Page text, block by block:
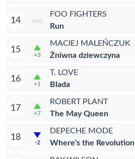
14
FOO FIGHTERS
Run
15
+3
MACIEJ MALEŃCZUK
Żniwna dziewczyna
16
+1
T. LOVE
Blada
17
+7
ROBERT PLANT
The May Queen
18
-2
DEPECHE MODE
Where's the Revolution